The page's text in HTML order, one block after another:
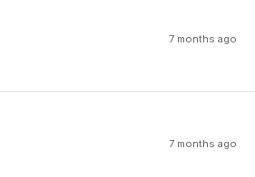
7 months ago
7 months ago